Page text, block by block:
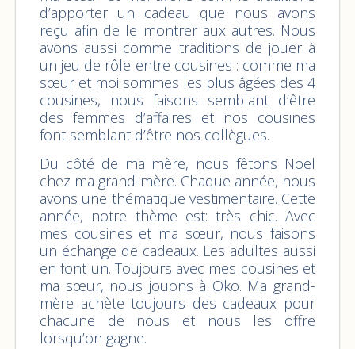
d’apporter un cadeau que nous avons
reçu afin de le montrer aux autres. Nous
avons aussi comme traditions de jouer à
un jeu de rôle entre cousines : comme ma
sœur et moi sommes les plus âgées des 4
cousines, nous faisons semblant d’être
des femmes d’affaires et nos cousines
font semblant d’être nos collègues.
Du côté de ma mère, nous fêtons Noël
chez ma grand-mère. Chaque année, nous
avons une thématique vestimentaire. Cette
année, notre thème est: très chic. Avec
mes cousines et ma sœur, nous faisons
un échange de cadeaux. Les adultes aussi
en font un. Toujours avec mes cousines et
ma sœur, nous jouons à Oko. Ma grand-
mère achète toujours des cadeaux pour
chacune de nous et nous les offre
lorsqu’on gagne.